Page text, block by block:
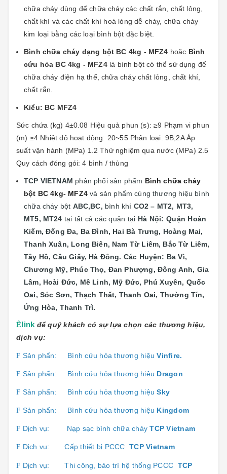
chữa cháy dùng để chữa cháy các chất rắn, chất lỏng,
chất khí và các chất khí hoá lỏng dễ cháy, chữa cháy
kim loại bằng các loại bình bột đặc biệt.
Bình chữa cháy dạng bột BC 4kg - MFZ4 hoặc Bình
cứu hỏa BC 4kg - MFZ4 là bình bột có thể sử dụng để
chữa cháy điện hạ thế, chữa cháy chất lỏng, chất khí,
chất rắn.
Kiểu: BC MFZ4
Sức chứa (kg) 4±0.08 Hiệu quả phun (s): ≥9 Phạm vi phun
(m) ≥4 Nhiệt độ hoạt động: 20~55 Phân loại: 9B,2A Áp
suất vận hành (MPa) 1.2 Thử nghiệm qua nước (MPa) 2.5
Quy cách đóng gói: 4 bình / thùng
TCP VIETNAM phân phối sản phẩm Bình chữa cháy
bột BC 4kg- MFZ4và sản phẩm cùng thương hiệu bình
chữa cháy bột ABC,BC, bình khí CO2 – MT2, MT3,
MT5, MT24 tại tất cả các quận tại Hà Nội: Quận Hoàn
Kiếm, Đống Đa, Ba Đình, Hai Bà Trưng, Hoàng Mai,
Thanh Xuân, Long Biên, Nam Từ Liêm, Bắc Từ Liêm,
Tây Hồ, Cầu Giấy, Hà Đông. Các Huyện: Ba Vì,
Chương Mỹ, Phúc Thọ, Đan Phượng, Đông Anh, Gia
Lâm, Hoài Đức, Mê Linh, Mỹ Đức, Phú Xuyên, Quốc
Oai, Sóc Sơn, Thạch Thất, Thanh Oai, Thường Tín,
Ứng Hòa, Thanh Trì.
Ê link để quý khách có sự lựa chọn các thương hiệu,
dịch vụ:
F Sản phẩn: Bình cứu hỏa thương hiệuVinfire.
F Sản phẩn: Bình cứu hỏa thương hiệu Dragon
F Sản phẩn: Bình cứu hỏa thương hiệuSky
F Sản phẩn: Bình cứu hỏa thương hiệu Kingdom
F Dịch vụ: Nạp sạc bình chữa cháyTCP Vietnam
F Dịch vụ:Cấp thiết bị PCCC TCP Vietnam
F Dịch vụ:Thi công, bảo trì hệ thống PCCC TCP